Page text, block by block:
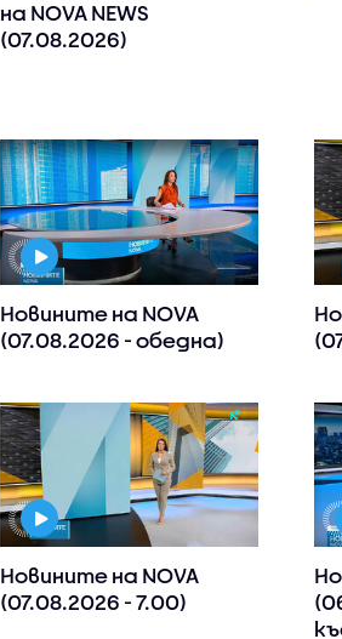
на NOVA NEWS
(07.08.2026)
Новините на NOVA
(07.08.2026 - обедна)
Новините на NOVA
(07.08.2026 - 7.00)